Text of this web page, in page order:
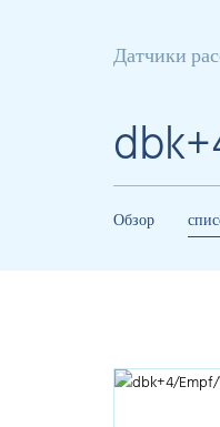
Датчики
Обзор